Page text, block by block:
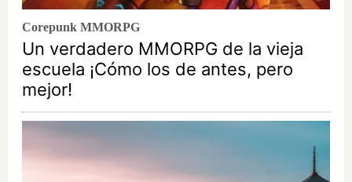
Corepunk MMORPG
Un verdadero MMORPG de la vieja
escuela ¡Cómo los de antes, pero
mejor!